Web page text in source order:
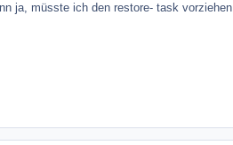
ja, müsste ich den restore- task vorziehen